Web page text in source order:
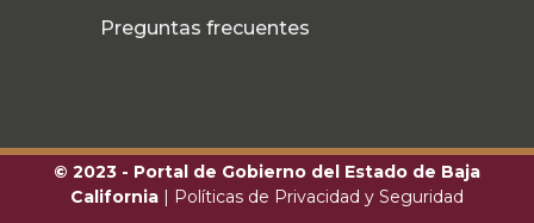
Preguntas frecuentes
© 2023 - Portal de Gobierno del Estado de Baja
California | Políticas de Privacidad y Seguridad